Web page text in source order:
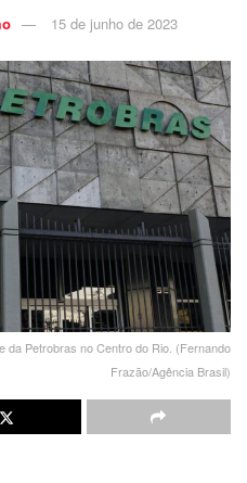
15 de junho de 2023
da Petrobras no Centro do Rio. (Fernando
Frazão/Agência Brasil)